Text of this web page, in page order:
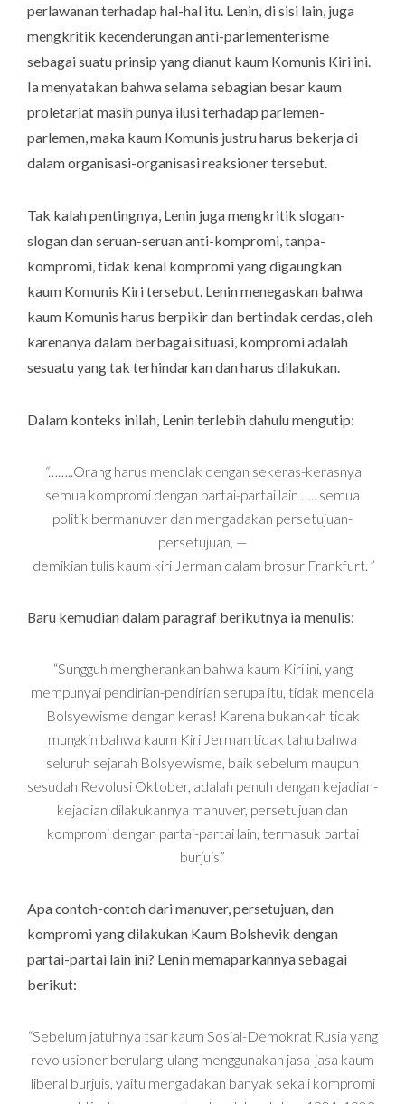
perlawanan terhadap hal-hal itu. Lenin, di sisi lain, juga
mengkritik kecenderungan anti-parlementerisme
sebagai suatu prinsip yang dianut kaum Komunis Kiri ini.
Ia menyatakan bahwa selama sebagian besar kaum
proletariat masih punya ilusi terhadap parlemen-
parlemen, maka kaum Komunis justru harus bekerja di
dalam organisasi-organisasi reaksioner tersebut.
Tak kalah pentingnya, Lenin juga mengkritik slogan-
slogan dan seruan-seruan anti-kompromi, tanpa-
kompromi, tidak kenal kompromi yang digaungkan
kaum Komunis Kiri tersebut. Lenin menegaskan bahwa
kaum Komunis harus berpikir dan bertindak cerdas, oleh
karenanya dalam berbagai situasi, kompromi adalah
sesuatu yang tak terhindarkan dan harus dilakukan.
Dalam konteks inilah, Lenin terlebih dahulu mengutip:
“……..Orang harus menolak dengan sekeras-kerasnya
semua kompromi dengan partai-partai lain ….. semua
politik bermanuver dan mengadakan persetujuan-
persetujuan, —
demikian tulis kaum kiri Jerman dalam brosur Frankfurt. ”
Baru kemudian dalam paragraf berikutnya ia menulis:
“Sungguh mengherankan bahwa kaum Kiri ini, yang
mempunyai pendirian-pendirian serupa itu, tidak mencela
Bolsyewisme dengan keras! Karena bukankah tidak
mungkin bahwa kaum Kiri Jerman tidak tahu bahwa
seluruh sejarah Bolsyewisme, baik sebelum maupun
sesudah Revolusi Oktober, adalah penuh dengan kejadian-
kejadian dilakukannya manuver, persetujuan dan
kompromi dengan partai-partai lain, termasuk partai
burjuis.”
Apa contoh-contoh dari manuver, persetujuan, dan
kompromi yang dilakukan Kaum Bolshevik dengan
partai-partai lain ini? Lenin memaparkannya sebagai
berikut:
“Sebelum jatuhnya tsar kaum Sosial-Demokrat Rusia yang
revolusioner berulang-ulang menggunakan jasa-jasa kaum
liberal burjuis, yaitu mengadakan banyak sekali kompromi